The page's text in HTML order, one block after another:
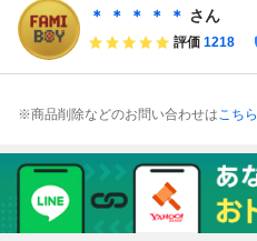
フト 霜2レ 動作確
認済み
C ソフト 動作確認
＊ ＊ ＊ ＊ ＊ さん
評価 1218
※商品削除などのお問い合わせはこちら